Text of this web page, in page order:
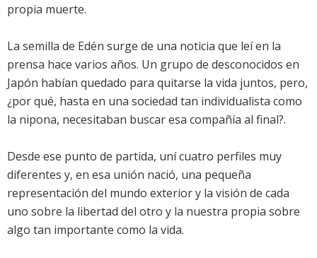
propia muerte.
La semilla de Edén surge de una noticia que leí en la
prensa hace varios años. Un grupo de desconocidos en
Japón habían quedado para quitarse la vida juntos, pero,
¿por qué, hasta en una sociedad tan individualista como
la nipona, necesitaban buscar esa compañía al final?.
Desde ese punto de partida, uní cuatro perfiles muy
diferentes y, en esa unión nació, una pequeña
representación del mundo exterior y la visión de cada
uno sobre la libertad del otro y la nuestra propia sobre
algo tan importante como la vida.